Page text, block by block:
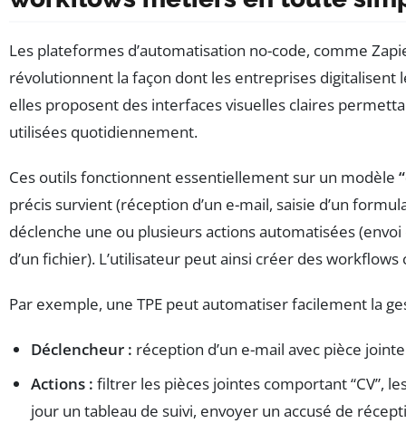
Les plateformes d’automatisation no-code, comme
révolutionnent la façon dont les entreprises digitalisent
elles proposent des interfaces visuelles claires
utilisées quotidiennement.
Ces outils fonctionnent essentiellement sur un modèle
précis survient (réception d’un e-mail, saisie d’un
déclenche une ou plusieurs actions automatisées (envoi
d’un fichier). L’utilisateur peut ainsi créer des
Par exemple, une TPE peut automatiser facilement la
Déclencheur : réception d’un e-mail avec pièce
Actions : filtrer les pièces jointes comportant “CV”,
jour un tableau de suivi, envoyer un accusé de